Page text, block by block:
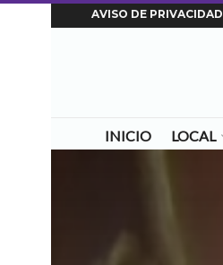
AVISO DE PRIVACIDAD
INICIO LOCAL